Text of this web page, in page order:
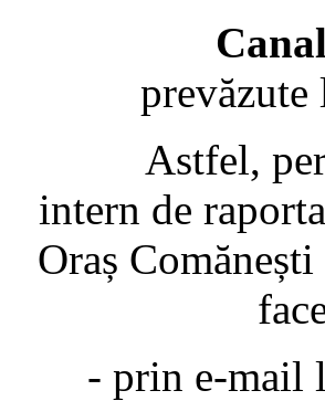
Canale
Astfel,
intern de
Oraș
- prin e-mail